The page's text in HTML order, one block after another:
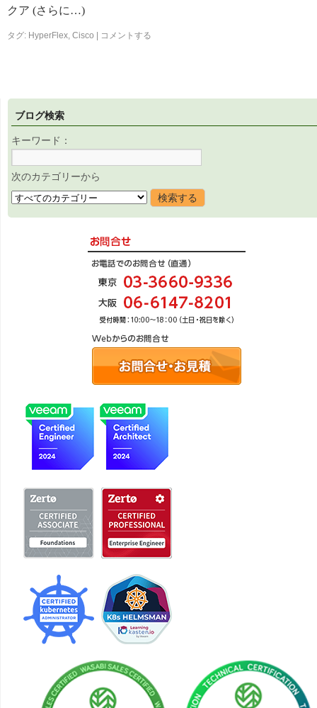
クア (さらに…)
タグ: HyperFlex, Cisco コメントする
ブログ検索
キーワード：
次のカテゴリーから